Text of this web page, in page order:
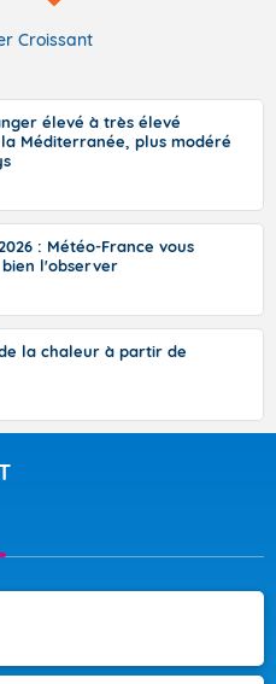
Croissant
élevé à très élevé
Méditerranée, plus modéré
: Météo-France vous
l'observer
la chaleur à partir de